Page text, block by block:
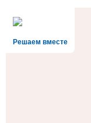
Решаем вместе